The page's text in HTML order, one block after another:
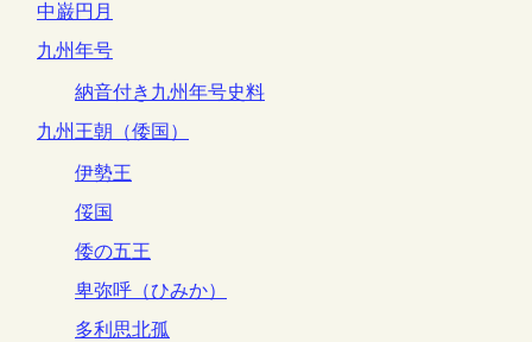
中巌円月
九州年号
納音付き九州年号史料
九州王朝（倭国）
伊勢王
俀国
倭の五王
卑弥呼（ひみか）
多利思北孤